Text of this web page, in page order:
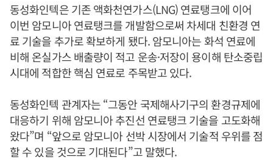
동성화인텍은 기존 액화천연가스(LNG) 연료탱크에 이어
이번 암모니아 연료탱크를 개발함으로써 차세대 친환경 연
료 기술을 추가로 확보하게 됐다. 암모니아는 화석 연료에
비해 온실가스 배출량이 적고 운송·저장이 용이해 탄소중립
시대에 적합한 핵심 연료로 주목받고 있다.
동성화인텍 관계자는 “그동안 국제해사기구의 환경규제에
대응하기 위해 암모니아 추진선 연료탱크 기술을 고도화해
왔다”며 “앞으로 암모니아 선박 시장에서 기술적 우위를 점
할 수 있을 것으로 기대된다”고 말했다.